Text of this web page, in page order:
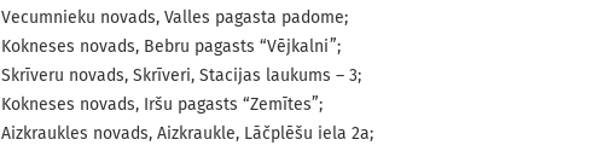
Vecumnieku novads, Valles pagasta padome;
Kokneses novads, Bebru pagasts “Vējkalni”;
Skrīveru novads, Skrīveri, Stacijas laukums – 3;
Kokneses novads, Iršu pagasts “Zemītes”;
Aizkraukles novads, Aizkraukle, Lāčplēšu iela 2a;